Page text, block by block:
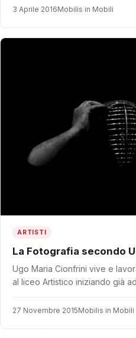
3 Aprile 2016Mobilis in Mobili
ARTISTI
La Fotografia secondo
Ugo Maria Cionfrini vive e
al liceo Artistico iniziando già
27 Novembre 2015Mobilis in Mobili